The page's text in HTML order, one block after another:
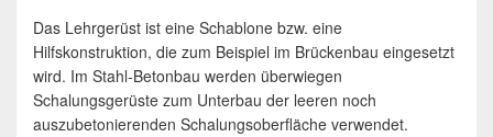
Das Lehrgerüst ist eine Schablone bzw. eine
Hilfskonstruktion, die zum Beispiel im Brückenbau eingesetzt
wird. Im Stahl-Betonbau werden überwiegen
Schalungsgerüste zum Unterbau der leeren noch
auszubetonierenden Schalungsoberfläche verwendet.